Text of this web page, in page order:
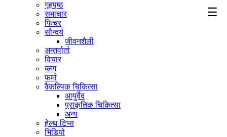
☰
गृहपृष्ठ
समाचार
फिचर
सौन्दर्य
जीवनशैली
अन्तर्वार्ता
विचार
ब्लग
फर्मा
वैकल्पिक चिकित्सा
आयुर्वेद
प्राकृतिक चिकित्सा
अन्य
हेल्थ टिप्स
भिडियो